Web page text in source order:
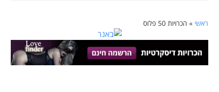
ראשי » הכרויות 50 פלוס